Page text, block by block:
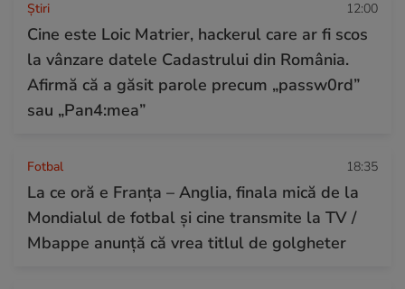
Ştiri 12:00
Cine este Loic Matrier, hackerul care ar fi scos
la vânzare datele Cadastrului din România.
Afirmă că a găsit parole precum „passw0rd”
sau „Pan4:mea”
Fotbal 18:35
La ce oră e Franța – Anglia, finala mică de la
Mondialul de fotbal și cine transmite la TV /
Mbappe anunță că vrea titlul de golgheter